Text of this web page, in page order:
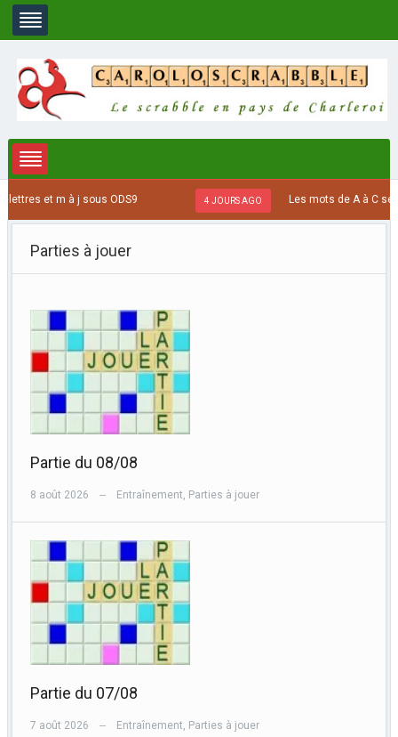
et m à j sous ODS9 4 JOURS AGO Les mots de A à C se
Parties à jouer
Partie du 08/08
8 août 2026 — Entraînement, Parties à jouer
Partie du 07/08
7 août 2026 — Entraînement, Parties à jouer